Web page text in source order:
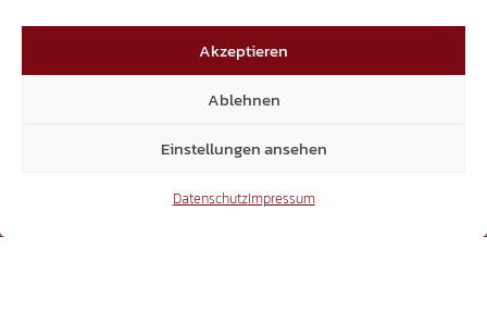
Akzeptieren
Ablehnen
Einstellungen ansehen
DatenschutzImpressum
15.300
Mitglieder
6.370